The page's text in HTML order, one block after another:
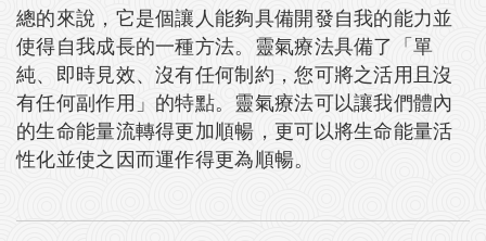
總的來說，它是個讓人能夠具備開發自我的能力並
使得自我成長的一種方法。靈氣療法具備了「單
純、即時見效、沒有任何制約，您可將之活用且沒
有任何副作用」的特點。靈氣療法可以讓我們體內
的生命能量流轉得更加順暢，更可以將生命能量活
性化並使之因而運作得更為順暢。